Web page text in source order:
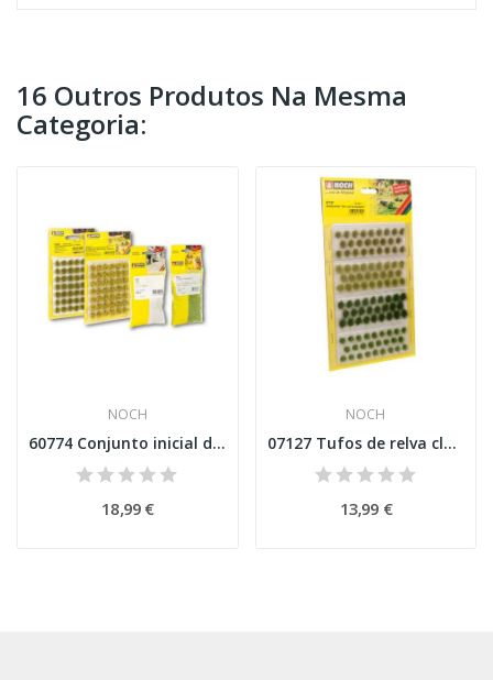
16 Outros Produtos Na Mesma
Categoria:
NOCH
60774 Conjunto inicial de vegetação "Na margem"
18,99 €
NOCH
07127 Tufos de relva claros e escuros
13,99 €